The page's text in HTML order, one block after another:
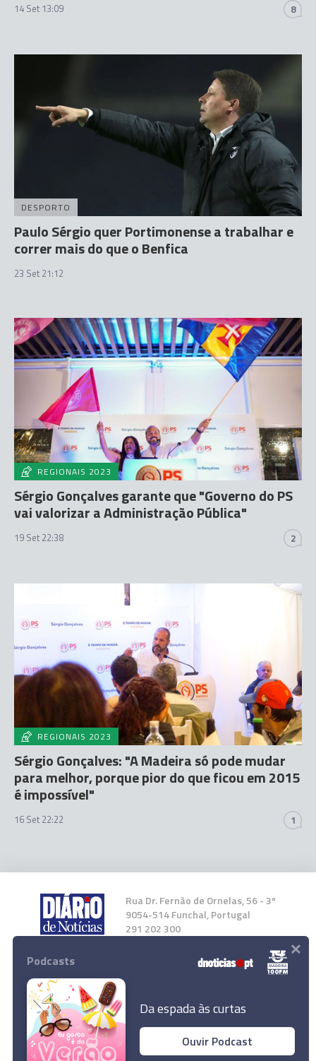
14 Set 13:09 8
DESPORTO
Paulo Sérgio quer Portimonense a trabalhar e
correr mais do que o Benfica
23 Set 21:12
REGIONAIS 2023
Sérgio Gonçalves garante que "Governo do PS
vai valorizar a Administração Pública"
19 Set 22:38 2
REGIONAIS 2023
Sérgio Gonçalves: "A Madeira só pode mudar
para melhor, porque pior do que ficou em 2015
é impossível"
16 Set 22:22 1
Rua Dr. Fernão de Ornelas, 56 - 3º
9054-514 Funchal, Portugal
291 202 300
Instale a nossa App
© 2023 Empresa Diário de Notícias, Lda.
Podcasts
Da espada às curtas
Ouvir Podcast
×